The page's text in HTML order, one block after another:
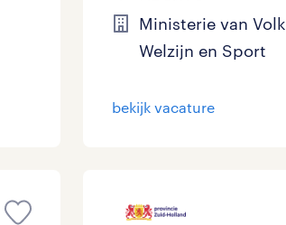
Management /
Personeel & Organisatie
Ministerie van
Welzijn en Sport
bekijk vacature